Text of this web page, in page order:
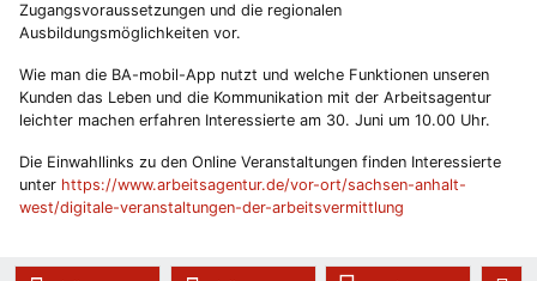
Zugangsvoraussetzungen und die regionalen
Ausbildungsmöglichkeiten vor.
Wie man die BA-mobil-App nutzt und welche Funktionen unseren
Kunden das Leben und die Kommunikation mit der Arbeitsagentur
leichter machen erfahren Interessierte am 30. Juni um 10.00 Uhr.
Die Einwahllinks zu den Online Veranstaltungen finden Interessierte
unter https://www.arbeitsagentur.de/vor-ort/sachsen-anhalt-
west/digitale-veranstaltungen-der-arbeitsvermittlung